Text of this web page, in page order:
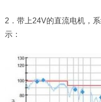
2．带上24V的直流电机，
示：